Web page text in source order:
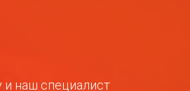
и наш специалист